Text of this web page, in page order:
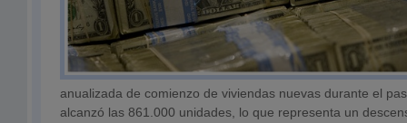
anualizada de comienzo de viviendas nuevas durante el
alcanzó las 861.000 unidades, lo que representa un